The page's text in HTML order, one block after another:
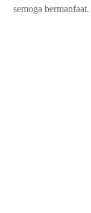
semoga bermanfaat.